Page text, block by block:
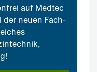
auf Medtec
der neuen Fach-